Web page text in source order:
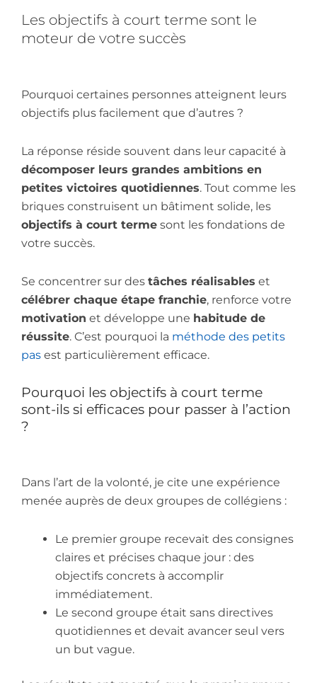
Les objectifs à court terme sont le
moteur de votre succès
Pourquoi certaines personnes atteignent leurs
objectifs plus facilement que d’autres ?
La réponse réside souvent dans leur capacité à
décomposer leurs grandes ambitions en
petites victoires quotidiennes. Tout comme les
briques construisent un bâtiment solide, les
objectifs à court terme sont les fondations de
votre succès.
Se concentrer sur des tâches réalisables et
célébrer chaque étape franchie, renforce votre
motivation et développe une habitude de
réussite. C’est pourquoi la méthode des petits
pas est particulièrement efficace.
Pourquoi les objectifs à court terme
sont-ils si efficaces pour passer à l’action
?
Dans l’art de la volonté, je cite une expérience
menée auprès de deux groupes de collégiens :
Le premier groupe recevait des consignes
claires et précises chaque jour : des
objectifs concrets à accomplir
immédiatement.
Le second groupe était sans directives
quotidiennes et devait avancer seul vers
un but vague.